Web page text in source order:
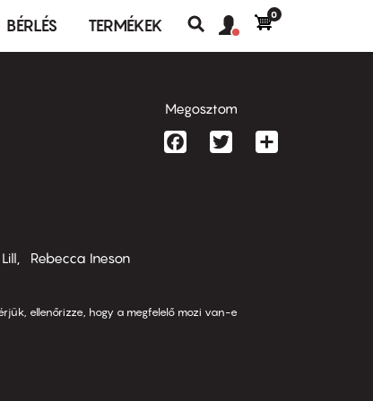
BÉRLÉS TERMÉKEK
Keresés
fiók
Felhasználói
0
Rebecca Ineson
ellenőrizze, hogy a megfelelő mozi van-e
Megosztom
FacebookTwitter